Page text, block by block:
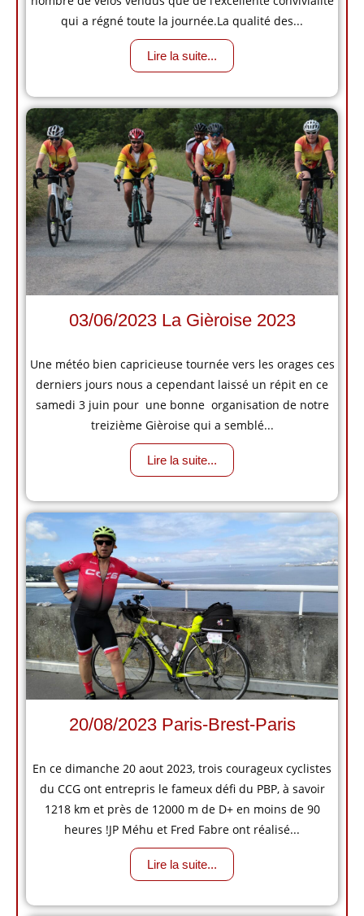
qui a régné toute la journée.La qualité des...
Lire la suite...
03/06/2023 La Gièroise 2023
Une météo bien capricieuse tournée vers les orages ces
derniers jours nous a cependant laissé un répit en ce
samedi 3 juin pour une bonne organisation de notre
treizième Gièroise qui a semblé...
Lire la suite...
20/08/2023 Paris-Brest-Paris
En ce dimanche 20 aout 2023, trois courageux cyclistes
du CCG ont entrepris le fameux défi du PBP, à savoir
1218 km et près de 12000 m de D+ en moins de 90
heures !JP Méhu et Fred Fabre ont réalisé...
Lire la suite...